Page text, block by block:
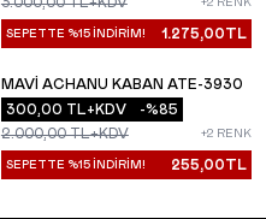
+2 RENK
SEPETTE %15 İNDİRİM! 1.275,00TL
YENI
MAVI ACHANU KABAN ATE-3930
300,00 TL+KDV -%85
2.000,00TL+KDV +2 RENK
SEPETTE %15 İNDİRİM! 255,00TL